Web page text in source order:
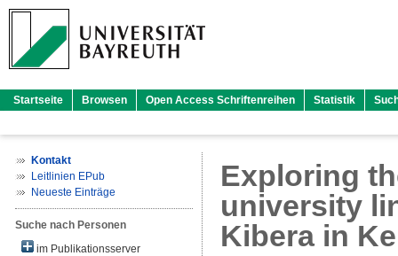
Startseite Browsen Open Access Schriftenreihen Statistik
Kontakt
Leitlinien EPub
Neueste Einträge
Suche nach Personen
im Publikationsserver
Exploring
university
Kibera in